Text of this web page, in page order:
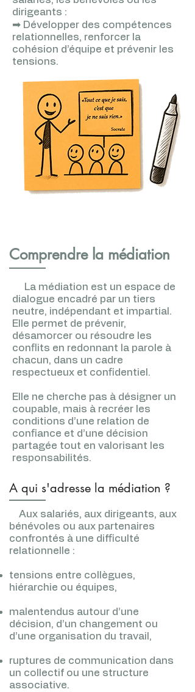
dirigeants :
➡ Développer des compétences
relationnelles, renforcer la
cohésion d’équipe et prévenir les
tensions.
Comprendre la médiation
La médiation est un espace de
dialogue encadré par un tiers
neutre, indépendant et impartial.
Elle permet de prévenir,
désamorcer ou résoudre les
conflits en redonnant la parole à
chacun, dans un cadre
respectueux et confidentiel.
Elle ne cherche pas à désigner un
coupable, mais à recréer les
conditions d’une relation de
confiance et d’une décision
partagée tout en valorisant les
responsabilités.
A qui s'adresse la médiation ?
Aux salariés, aux dirigeants, aux
bénévoles ou aux partenaires
confrontés à une difficulté
relationnelle :
tensions entre collègues,
hiérarchie ou équipes,
malentendus autour d’une
décision, d’un changement ou
d’une organisation du travail,
ruptures de communication dans
un collectif ou une structure
associative.